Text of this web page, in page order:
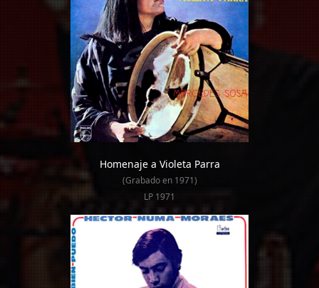
Homenaje a Violeta Parra
(Grabado en 1971)
LP 1971